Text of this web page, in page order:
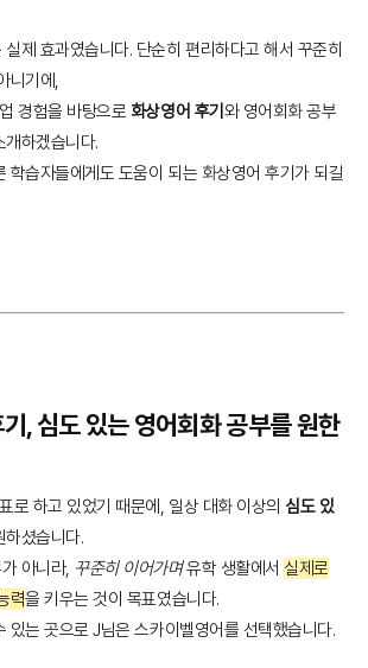
제 효과였습니다. 단순히 편리하다고 해서 꾸준히
니기에,
경험을 바탕으로 화상영어 후기 와 영어회화 공부
개하겠습니다.
학습자들에게도 도움이 되는 화상영어 후기가 되길
, 심도 있는 영어회화 공부를 원한
로 하고 있었기 때문에, 일상 대화 이상의 심도 있
셨습니다.
아니라, 꾸준히 이어가며유학 생활에서 실제로
력을 키우는 것이 목표였습니다.
있는 곳으로 J님은 스카이벨영어를 선택했습니다.